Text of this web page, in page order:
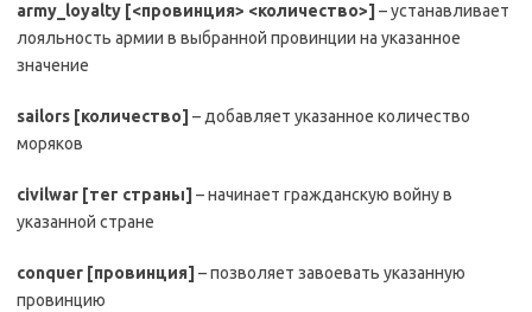
army loyalty [<провинция> <количество>] – устанавливает
лояльность армии в выбранной провинции на указанное
значение
sailors [количество] – добавляет указанное количество
моряков
civilwar [тег страны] – начинает гражданскую войну в
указанной стране
conquer [провинция] – позволяет завоевать указанную
провинцию